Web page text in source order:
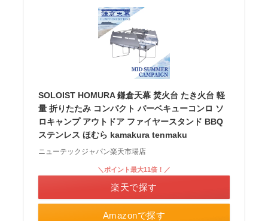
SOLOIST HOMURA 鎌倉天幕 焚火台 たき火台 軽
量 折りたたみ コンパクト バーベキューコンロ ソ
ロキャンプ アウトドア ファイヤースタンド BBQ
ステンレス ほむら kamakura tenmaku
ニューテックジャパン楽天市場店
Amazonで探す
＼ポイント最大11倍！／
楽天で探す